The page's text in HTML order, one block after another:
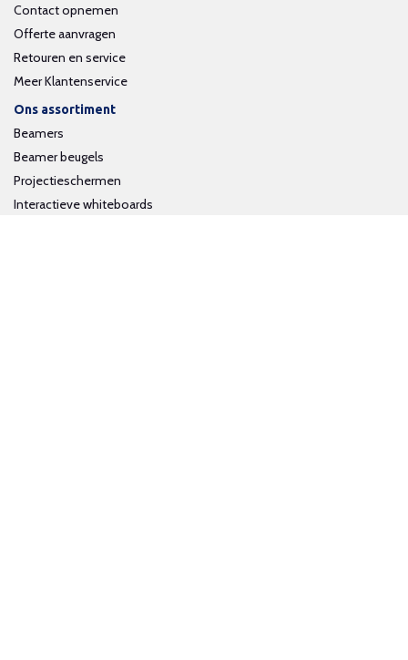
Contact opnemen
Offerte aanvragen
Retouren en service
Meer Klantenservice
Ons assortiment
Beamers
Beamer beugels
Projectieschermen
Interactieve whiteboards